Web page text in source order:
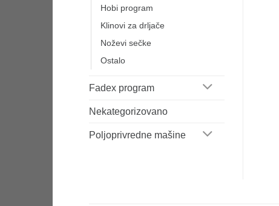
Hobi program
Klinovi za drljače
Noževi sečke
Ostalo
Fadex program
Nekategorizovano
Poljoprivredne mašine